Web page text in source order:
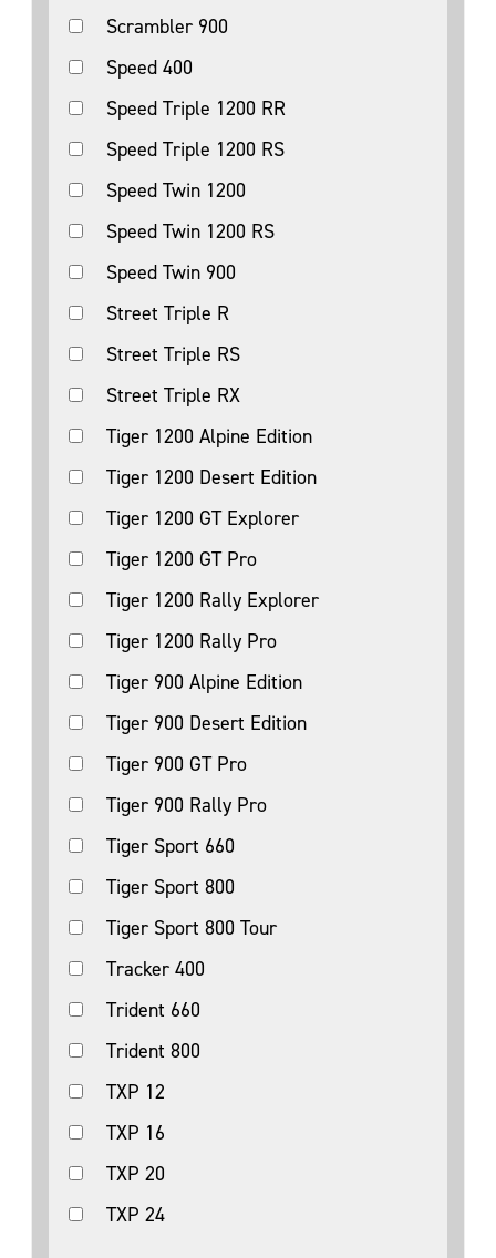
Scrambler 900
Speed 400
Speed Triple 1200 RR
Speed Triple 1200 RS
Speed Twin 1200
Speed Twin 1200 RS
Speed Twin 900
Street Triple R
Street Triple RS
Street Triple RX
Tiger 1200 Alpine Edition
Tiger 1200 Desert Edition
Tiger 1200 GT Explorer
Tiger 1200 GT Pro
Tiger 1200 Rally Explorer
Tiger 1200 Rally Pro
Tiger 900 Alpine Edition
Tiger 900 Desert Edition
Tiger 900 GT Pro
Tiger 900 Rally Pro
Tiger Sport 660
Tiger Sport 800
Tiger Sport 800 Tour
Tracker 400
Trident 660
Trident 800
TXP 12
TXP 16
TXP 20
TXP 24